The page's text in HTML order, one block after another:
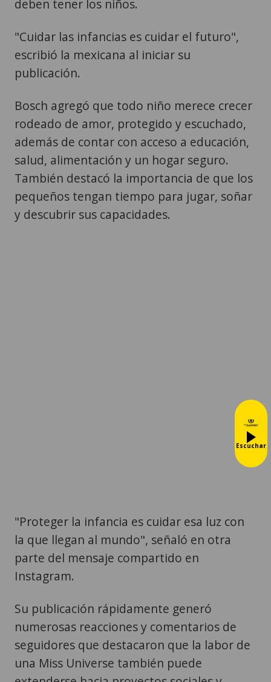
deben tener los niños.
"Cuidar las infancias es cuidar el futuro",
escribió la mexicana al iniciar su
publicación.
Bosch agregó que todo niño merece crecer
rodeado de amor, protegido y escuchado,
además de contar con acceso a educación,
salud, alimentación y un hogar seguro.
También destacó la importancia de que los
pequeños tengan tiempo para jugar, soñar
y descubrir sus capacidades.
"Proteger la infancia es cuidar esa luz con
la que llegan al mundo", señaló en otra
parte del mensaje compartido en
Instagram.
Su publicación rápidamente generó
numerosas reacciones y comentarios de
seguidores que destacaron que la labor de
una Miss Universe también puede
Escuchar